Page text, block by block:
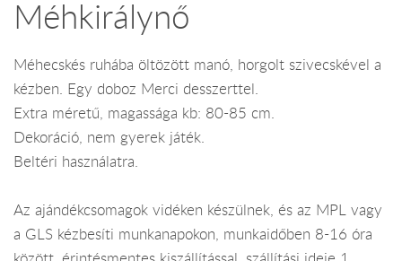
Méhkirálynő
Méhecskés ruhába öltözött manó, horgolt szivecskével a
kézben. Egy doboz Merci desszerttel.
Extra méretű, magassága kb: 80-85 cm.
Dekoráció, nem gyerek játék.
Beltéri használatra.
Az ajándékcsomagok vidéken készülnek, és az MPL vagy
a GLS kézbesíti munkanapokon, munkaidőben 8-16 óra